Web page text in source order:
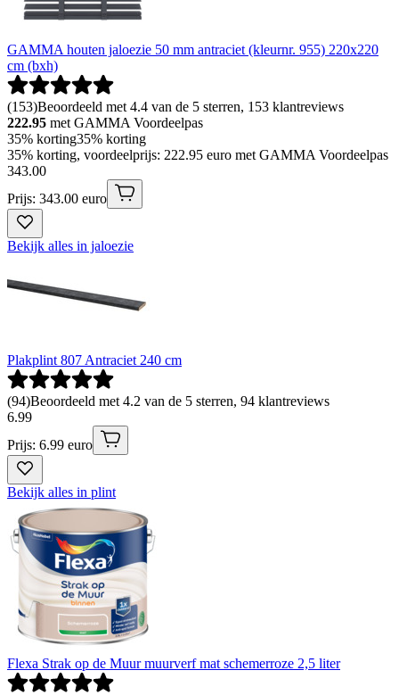
GAMMA houten jaloezie 50 mm antraciet (kleurnr. 955) 220x220
cm (bxh)
(153)Beoordeeld met 4.4 van de 5 sterren, 153 klantreviews
222.95 met GAMMA Voordeelpas
35% korting35% korting
35% korting, voordeelprijs: 222.95 euro met GAMMA Voordeelpas
343.00
Prijs: 343.00 euro
Bekijk alles in jaloezie
Plakplint 807 Antraciet 240 cm
(94)Beoordeeld met 4.2 van de 5 sterren, 94 klantreviews
6.99
Prijs: 6.99 euro
Bekijk alles in plint
Flexa Strak op de Muur muurverf mat schemerroze 2,5 liter